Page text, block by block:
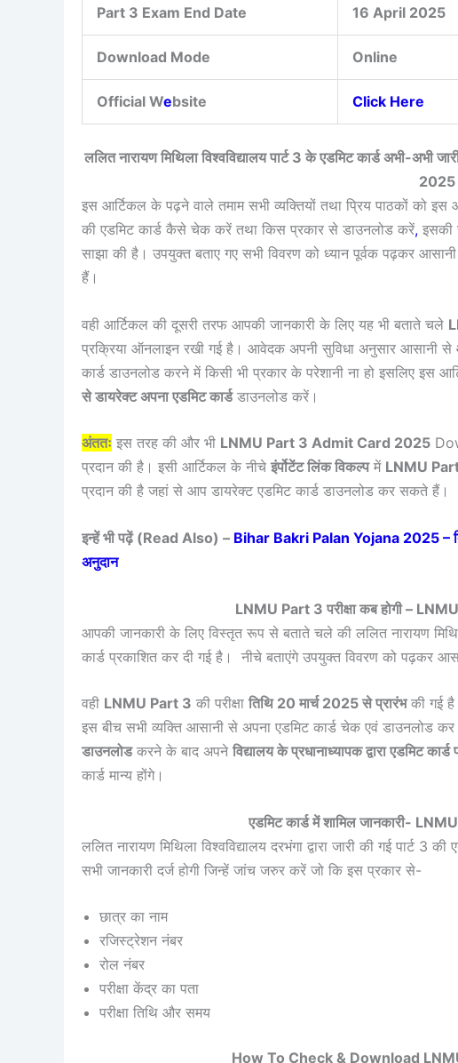
Part 3 Exam End Date 16 April 2025
Download Mode Online
Official Website Click Here
ललित नारायण मिथिला विश्वविद्यालय पार्ट 3 के एडमिट कार्ड अभी-
2025
इस आर्टिकल के पढ़ने वाले तमाम सभी व्यक्तियों तथा प्रिय पाठकों को इस
की एडमिट कार्ड कैसे चेक करें तथा किस प्रकार से डाउनलोड करें, इसकी
साझा की है। उपयुक्त बताए गए सभी विवरण को ध्यान पूर्वक पढ़कर
हैं।
वही आर्टिकल की दूसरी तरफ आपकी जानकारी के लिए यह भी बताते चले
प्रक्रिया ऑनलाइन रखी गई है। आवेदक अपनी सुविधा अनुसार आसानी से
कार्ड डाउनलोड करने में किसी भी प्रकार के परेशानी ना हो इसलिए इस
से डायरेक्ट अपना एडमिट कार्डडाउनलोड करें।
अंततः इस तरह की और भी LNMU Part 3 Admit Card 2025
प्रदान की है। इसी आर्टिकल के नीचे इंर्पोटेंट लिंक विकल्पमें LNMU
प्रदान की है जहां से आप डायरेक्ट एडमिट कार्ड डाउनलोड कर सकते हैं।
इन्हें भी पढ़ें (Read Also) – Bihar Bakri Palan Yojana 2025 –
अनुदान
LNMU Part 3 परीक्षा कब होगी –
आपकी जानकारी के लिए विस्तृत रूप से बताते चले की ललित नारायण मिथिला
कार्ड प्रकाशित कर दी गई है। नीचे बताएंगे उपयुक्त विवरण को पढ़कर
वही LNMU Part 3 की परीक्षा तिथि 20 मार्च 2025 से प्रारंभकी गई है
इस बीच सभी व्यक्ति आसानी से अपना एडमिट कार्ड चेक एवं डाउनलोड
डाउनलोडकरने के बाद अपने विद्यालय के प्रधानाध्यापक द्वारा एडमिट
कार्ड मान्य होंगे।
एडमिट कार्ड में शामिल जानकारी-
ललित नारायण मिथिला विश्वविद्यालय दरभंगा द्वारा जारी की गई पार्ट 3
सभी जानकारी दर्ज होगी जिन्हें जांच जरुर करें जो कि इस प्रकार से-
छात्र का नाम
रजिस्ट्रेशन नंबर
रोल नंबर
परीक्षा केंद्र का पता
परीक्षा तिथि और समय
How To Check & Download